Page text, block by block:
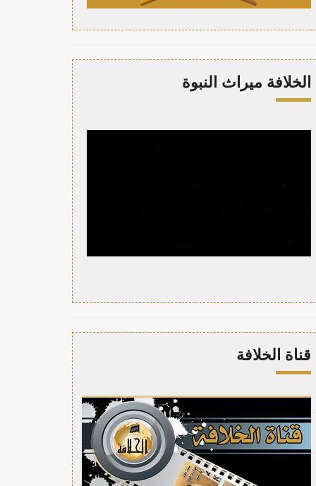
الخلافة ميراث النبوة
قناة الخلافة